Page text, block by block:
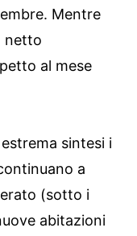
Mentre
netto
al mese
sintesi i
a
(sotto i
abitazioni